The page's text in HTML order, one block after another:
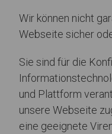
Wir können nicht
Webseite sicher
Sie sind für die
und Plattform
unsere Webseite
eine geeignete